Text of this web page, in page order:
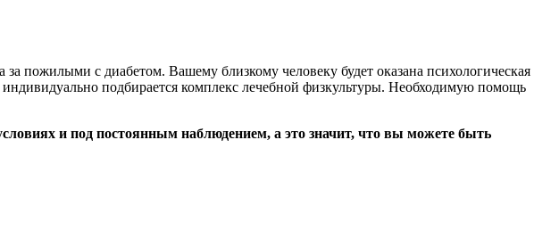
пожилыми с диабетом. Вашему близкому человеку будет оказана психологическая
подбирается комплекс лечебной физкультуры. Необходимую помощь
и под постоянным наблюдением, а это значит, что вы можете быть